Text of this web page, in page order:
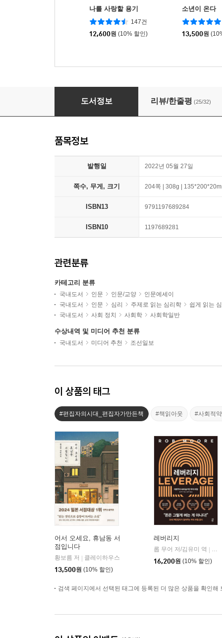
나를 사랑할 용기
147건
12,600원 (10% 할인)
소년이 온다
13,500원
뉴욕 정신과 의사의 사람 도서관
도서정보 리뷰/한줄평 (25/32)
품목정보
발행일 2022년 05월 27일
쪽수, 무게, 크기 204쪽 | 308g |
ISBN13 9791197689284
ISBN10 1197689281
관련분류
카테고리 분류
국내도서 인문 인문/교양
인문에세이
국내도서
인문 심리 주제로 읽는 심리학
쉽게 읽는
국내도서
사회 정치 사회학 사회학일반
수상내역 및 미디어 추천 분류
국내도서 미디어 추천 조선일보
이 상품의 태그
#편집자의시대_편집자가만든책 #책읽아웃 #사회적
어서 오세요, 휴남동 서
점입니다
황보름 저
클레이하우스
13,500원 (10% 할인)
레버리지
롭 무어 저/김유미 역
다
16,200원 (10% 할인)
검색 페이지에서 선택된 태그에 등록된 더 많은 상품을 확인해